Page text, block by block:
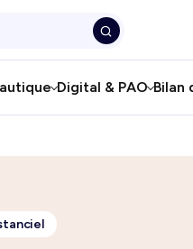
Digital & PAO Bilan